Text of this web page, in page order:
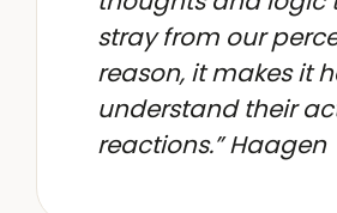
stray from our
reason, it makes it
understand their
reactions.” Haagen